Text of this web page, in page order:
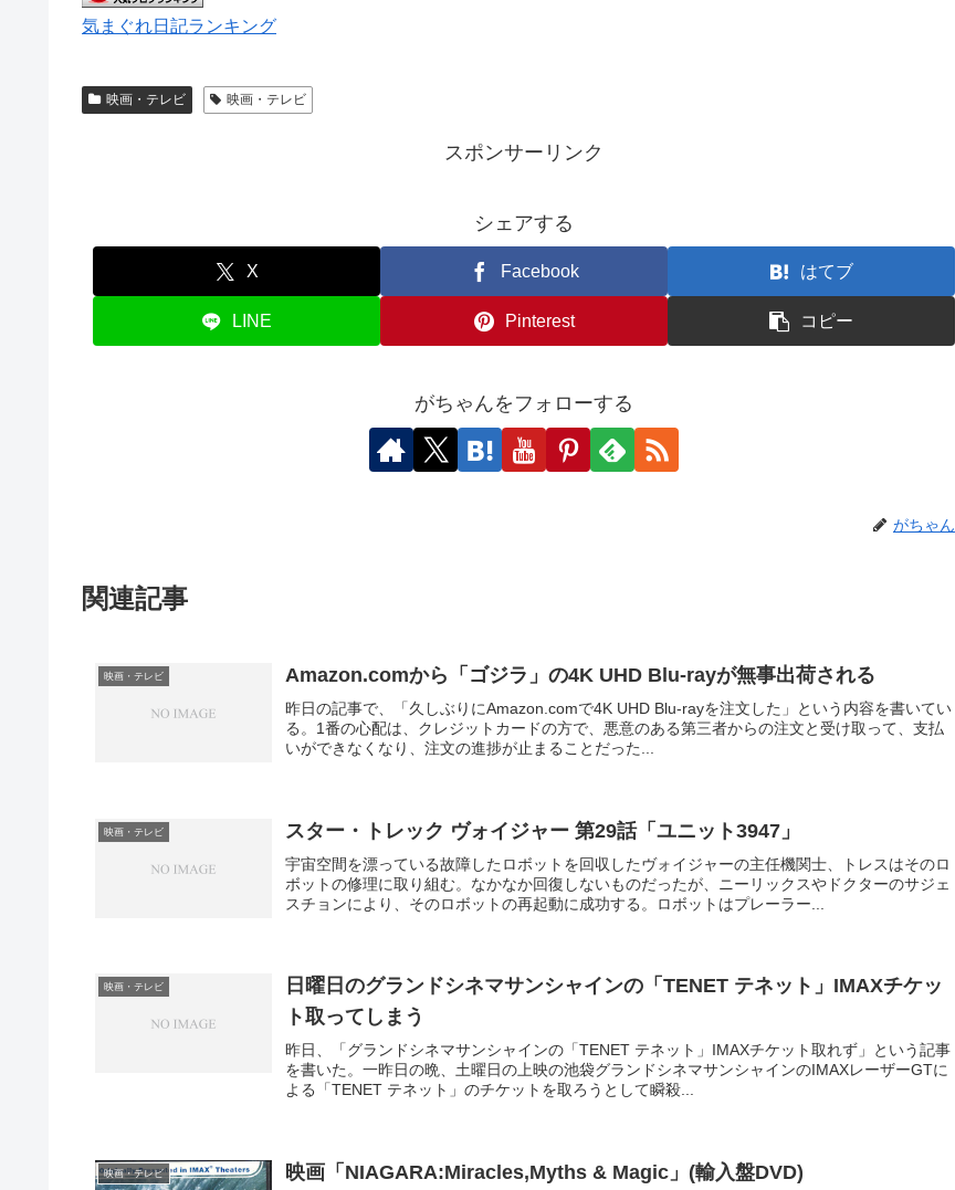
気まぐれ日記ランキング
映画・テレビ 映画・テレビ
スポンサーリンク
シェアする
X Facebook はてブ
LINE Pinterest コピー
がちゃんをフォローする
がちゃん
関連記事
映画・テレビ Amazon.comから「ゴジラ」の4K UHD Blu-rayが無事出荷される
昨日の記事で、「久しぶりにAmazon.comで4K UHD Blu-rayを注文した」という内容を書いてい
る。1番の心配は、クレジットカードの方で、悪意のある第三者からの注文と受け取って、支払
いができなくなり、注文の進捗が止まることだった...
映画・テレビ スター・トレック ヴォイジャー 第29話「ユニット3947」
宇宙空間を漂っている故障したロボットを回収したヴォイジャーの主任機関士、トレスはそのロ
ボットの修理に取り組む。なかなか回復しないものだったが、ニーリックスやドクターのサジェ
スチョンにより、そのロボットの再起動に成功する。ロボットはプレーラー...
映画・テレビ
日曜日のグランドシネマサンシャインの「TENET テネット」IMAXチケッ
ト取ってしまう
昨日、「グランドシネマサンシャインの「TENET テネット」IMAXチケット取れず」という記事
を書いた。一昨日の晩、土曜日の上映の池袋グランドシネマサンシャインのIMAXレーザーGTに
よる「TENET テネット」のチケットを取ろうとして瞬殺...
映画・テレビ 映画「NIAGARA:Miracles,Myths & Magic」(輸入盤DVD)